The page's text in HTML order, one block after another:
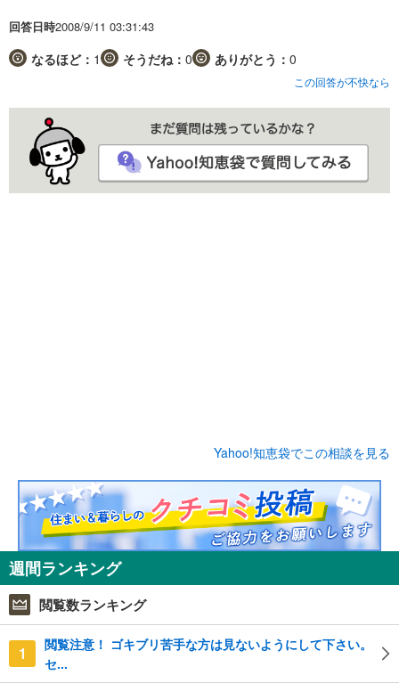
回答日時2008/9/11 03:31:43
なるほど： 1 そうだね： 0 ありがとう： 0
この回答が不快なら
Yahoo!知恵袋でこの相談を見る
週間ランキング
閲覧数ランキング
1
閲覧注意！ ゴキブリ苦手な方は見ないようにして下さい。
セ...